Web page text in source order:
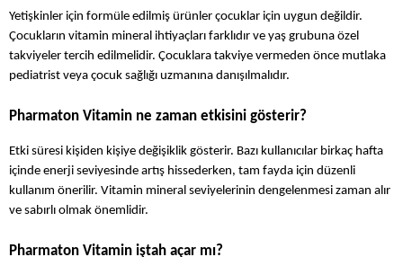
Yetişkinler için formüle edilmiş ürünler çocuklar için uygun değildir.
Çocukların vitamin mineral ihtiyaçları farklıdır ve yaş grubuna özel
takviyeler tercih edilmelidir. Çocuklara takviye vermeden önce mutlaka
pediatrist veya çocuk sağlığı uzmanına danışılmalıdır.
Pharmaton Vitamin ne zaman etkisini gösterir?
Etki süresi kişiden kişiye değişiklik gösterir. Bazı kullanıcılar birkaç hafta
içinde enerji seviyesinde artış hissederken, tam fayda için düzenli
kullanım önerilir. Vitamin mineral seviyelerinin dengelenmesi zaman alır
ve sabırlı olmak önemlidir.
Pharmaton Vitamin iştah açar mı?